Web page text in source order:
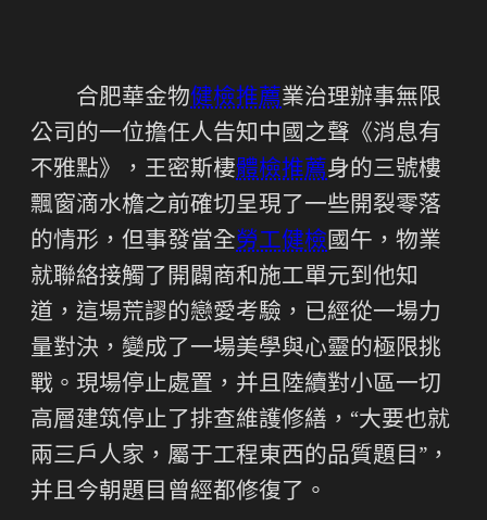
合肥華金物健檢推薦業治理辦事無限
公司的一位擔任人告知中國之聲《消息有
不雅點》，王密斯棲體檢推薦身的三號樓
飄窗滴水檐之前確切呈現了一些開裂零落
的情形，但事發當全勞工健檢國午，物業
就聯絡接觸了開闢商和施工單元到他知
道，這場荒謬的戀愛考驗，已經從一場力
量對決，變成了一場美學與心靈的極限挑
戰。現場停止處置，并且陸續對小區一切
高層建筑停止了排查維護修繕，“大要也就
兩三戶人家，屬于工程東西的品質題目”，
并且今朝題目曾經都修復了。